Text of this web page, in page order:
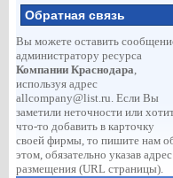
Обратная связь
Вы можете оставить
администратору ресурса
Компании Краснодара,
используя адрес
allcompany@list.ru. Если Вы
заметили неточности или
что-то добавить в карточку
своей фирмы, то пишите нам
этом, обязательно указав адрес
размещения (URL страницы).